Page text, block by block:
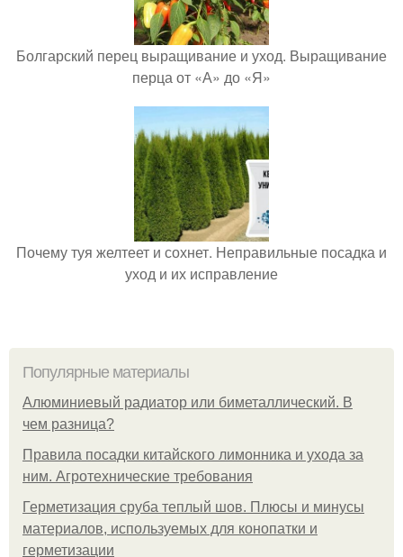
Болгарский перец выращивание и уход. Выращивание
перца от «А» до «Я»
Почему туя желтеет и сохнет. Неправильные посадка и
уход и их исправление
Популярные материалы
Алюминиевый радиатор или биметаллический. В
чем разница?
Правила посадки китайского лимонника и ухода за
ним. Агротехнические требования
Герметизация сруба теплый шов. Плюсы и минусы
материалов, используемых для конопатки и
герметизации